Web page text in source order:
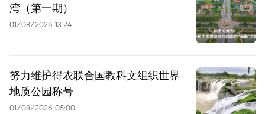
湾（第一期）
01/08/2026 13:24
努力维护得农联合国教科文组织世界
地质公园称号
01/08/2026 05:00